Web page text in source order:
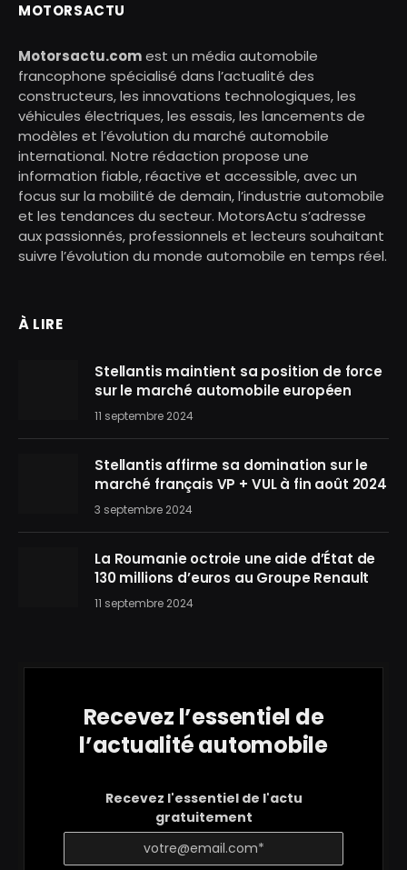
MOTORSACTU
Motorsactu.comest un média automobile
francophone spécialisé dans l’actualité des
constructeurs, les innovations technologiques, les
véhicules électriques, les essais, les lancements de
modèles et l’évolution du marché automobile
international. Notre rédaction propose une
information fiable, réactive et accessible, avec un
focus sur la mobilité de demain, l’industrie automobile
et les tendances du secteur. MotorsActu s’adresse
aux passionnés, professionnels et lecteurs souhaitant
suivre l’évolution du monde automobile en temps réel.
À LIRE
Stellantis maintient sa position de force
sur le marché automobile européen
11 septembre 2024
Stellantis affirme sa domination sur le
marché français VP + VUL à fin août 2024
3 septembre 2024
La Roumanie octroie une aide d’État de
130 millions d’euros au Groupe Renault
11 septembre 2024
Recevez l’essentiel de
l’actualité automobile
Recevez l'essentiel de l'actu
gratuitement